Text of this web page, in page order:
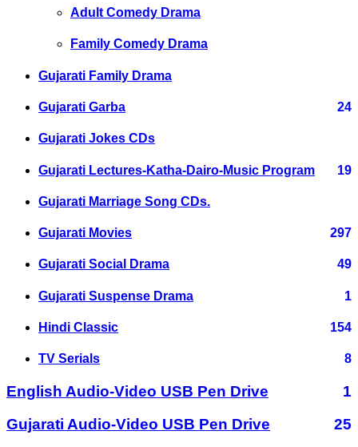
Adult Comedy Drama
Family Comedy Drama
Gujarati Family Drama
Gujarati Garba 24
Gujarati Jokes CDs
Gujarati Lectures-Katha-Dairo-Music Program 19
Gujarati Marriage Song CDs.
Gujarati Movies 297
Gujarati Social Drama 49
Gujarati Suspense Drama 1
Hindi Classic 154
TV Serials 8
English Audio-Video USB Pen Drive
1
Gujarati Audio-Video USB Pen Drive
25